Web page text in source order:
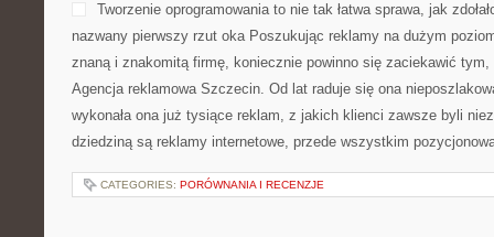
Tworzenie oprogramowania to nie tak łatwa sprawa, jak
nazwany pierwszy rzut oka Poszukując reklamy na dużym
znaną i znakomitą firmę, koniecznie powinno się zaciekawić tym,
Agencja reklamowa Szczecin. Od lat raduje się ona
wykonała ona już tysiące reklam, z jakich klienci zawsze byli
dziedziną są reklamy internetowe, przede wszystkim
CATEGORIES: PORÓWNANIA I RECENZJE